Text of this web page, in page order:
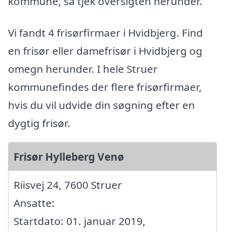
Vi fandt 4 frisørfirmaer i Hvidbjerg. Find
en frisør eller damefrisør i Hvidbjerg og
omegn herunder. I hele Struer
kommunefindes der flere frisørfirmaer,
hvis du vil udvide din søgning efter en
dygtig frisør.
Frisør Hylleberg Venø
Riisvej 24, 7600 Struer
Ansatte:
Startdato: 01. januar 2019,